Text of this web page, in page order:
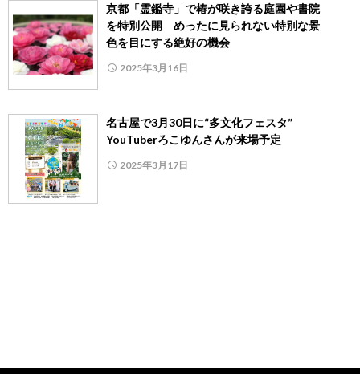
京都「霊鑑寺」で椿が咲き誇る庭園や書院
を特別公開 めったに見られない特別な景
色を目にする絶好の機会
2025年3月16日
名古屋で3月30日に“多文化フェスタ”
YouTuberろこゆんさんが来場予定
2025年3月17日